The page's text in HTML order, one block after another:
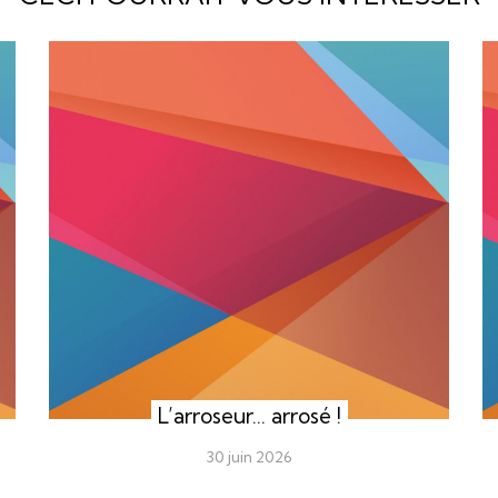
L’arroseur… arrosé !
30 juin 2026